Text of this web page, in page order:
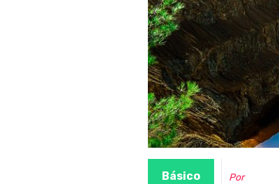
Básico Por